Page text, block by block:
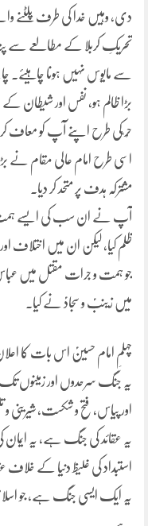
دی، وہیں خدا کی طرف پلٹنے
تحریکِ کربلا کے مطالعے سے
سے مایوس نہیں ہونا
بڑا ظالم ہو، نفس اور شیطان
حُر ؓکی طرح اپنے آپ کو معاف
اسی طرح امام عالی مقام نے
مشترکہ ہدف پر متحد کر دیا۔
آپ نے ان سب کی ایسے ہمت
ظلم کیا، لیکن ان میں اختلاف
جو ہمت و جرات مقتل میں عباس
میں زینبؑ و سجادؑ نے کیا۔
چہلمِ امام حسینؑ اس بات کا
یہ جنگ سرحدوں اور زمینوں تک
اور پیاس، فتح و شکست، شیرینی و
یہ عقائد کی جنگ ہے، یہ ایمان
استبداد کی غلیظ دنیا کے خلاف
یہ ایک ایسی جنگ ہے، جو